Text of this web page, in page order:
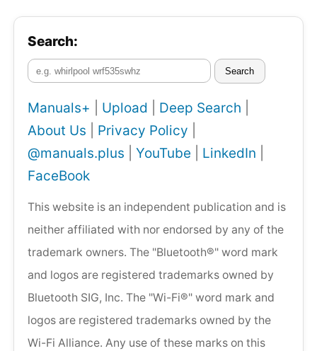
Search:
Search
Manuals+ Upload Deep Search
About Us
Privacy Policy
@manuals.plus
YouTube LinkedIn
FaceBook
This website is an independent publication and is
neither affiliated with nor endorsed by any of the
trademark owners. The "Bluetooth®" word mark
and logos are registered trademarks owned by
Bluetooth SIG, Inc. The "Wi-Fi®" word mark and
logos are registered trademarks owned by the
Wi-Fi Alliance. Any use of these marks on this